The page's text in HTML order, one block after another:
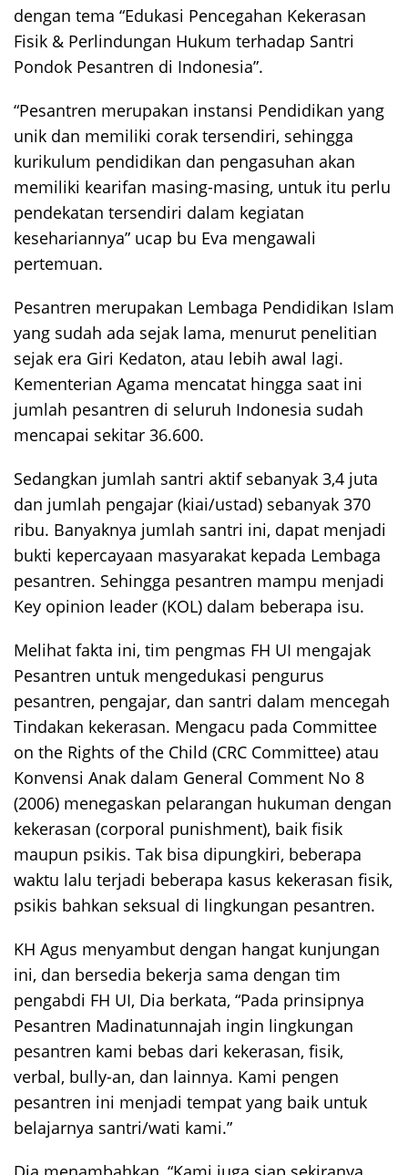
dengan tema “Edukasi Pencegahan Kekerasan
Fisik & Perlindungan Hukum terhadap Santri
Pondok Pesantren di Indonesia”.
“Pesantren merupakan instansi Pendidikan yang
unik dan memiliki corak tersendiri, sehingga
kurikulum pendidikan dan pengasuhan akan
memiliki kearifan masing-masing, untuk itu perlu
pendekatan tersendiri dalam kegiatan
kesehariannya” ucap bu Eva mengawali
pertemuan.
Pesantren merupakan Lembaga Pendidikan Islam
yang sudah ada sejak lama, menurut penelitian
sejak era Giri Kedaton, atau lebih awal lagi.
Kementerian Agama mencatat hingga saat ini
jumlah pesantren di seluruh Indonesia sudah
mencapai sekitar 36.600.
Sedangkan jumlah santri aktif sebanyak 3,4 juta
dan jumlah pengajar (kiai/ustad) sebanyak 370
ribu. Banyaknya jumlah santri ini, dapat menjadi
bukti kepercayaan masyarakat kepada Lembaga
pesantren. Sehingga pesantren mampu menjadi
Key opinion leader (KOL) dalam beberapa isu.
Melihat fakta ini, tim pengmas FH UI mengajak
Pesantren untuk mengedukasi pengurus
pesantren, pengajar, dan santri dalam mencegah
Tindakan kekerasan. Mengacu pada Committee
on the Rights of the Child (CRC Committee) atau
Konvensi Anak dalam General Comment No 8
(2006) menegaskan pelarangan hukuman dengan
kekerasan (corporal punishment), baik fisik
maupun psikis. Tak bisa dipungkiri, beberapa
waktu lalu terjadi beberapa kasus kekerasan fisik,
psikis bahkan seksual di lingkungan pesantren.
KH Agus menyambut dengan hangat kunjungan
ini, dan bersedia bekerja sama dengan tim
pengabdi FH UI, Dia berkata, “Pada prinsipnya
Pesantren Madinatunnajah ingin lingkungan
pesantren kami bebas dari kekerasan, fisik,
verbal, bully-an, dan lainnya. Kami pengen
pesantren ini menjadi tempat yang baik untuk
belajarnya santri/wati kami.”